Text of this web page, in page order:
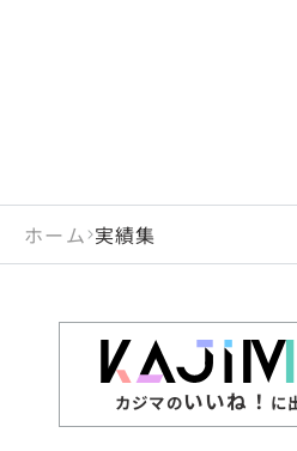
ホーム 実績集
カジマのいいね！ に